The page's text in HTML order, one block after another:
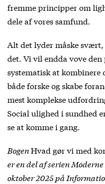
fremme principper om
dele af vores samfund.
Alt det lyder måske
det. Vi vil endda vove
systematisk at kombinere
både forske og skabe
mest komplekse
Social ulighed i sundhed
se at komme i gang.
BogenHvad gør vi med
er en del af serien
oktober 2025 på